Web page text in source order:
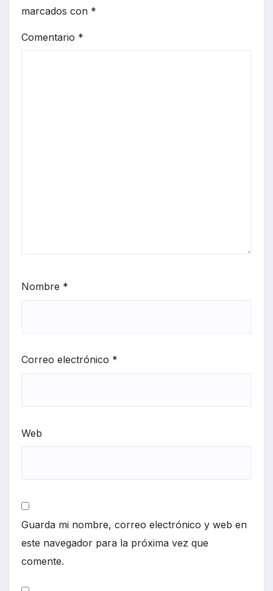
marcados con *
Comentario *
Nombre *
Correo electrónico *
Web
Guarda mi nombre, correo electrónico y web en
este navegador para la próxima vez que
comente.